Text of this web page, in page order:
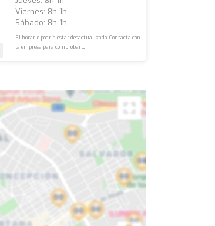
Viernes: 8h-1h
Sábado: 8h-1h
El horario podría estar desactualizado. Contacta con
la empresa para comprobarlo.